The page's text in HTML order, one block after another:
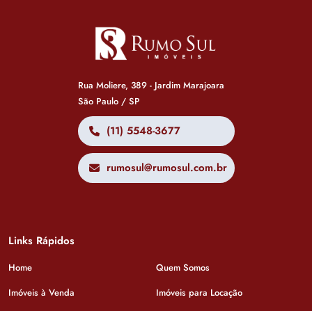
Rua Moliere, 389 - Jardim Marajoara
São Paulo / SP
(11) 5548-3677
rumosul@rumosul.com.br
Links Rápidos
Home
Quem Somos
Imóveis à Venda
Imóveis para Locação